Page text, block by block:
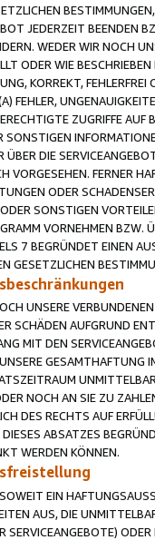
JEDERZEIT BEENDEN
WEDER WIR NOCH
ODER WIE
KORREKT,
FEHLER,
ZUGRIFFE
SONSTIGEN
ÜBER DIE
VORGESEHEN. FERNER
ODER
SONSTIGEN
VORNEHMEN BZW.
7 BEGRÜNDET EINEN
GESETZLICHEN
UNSERE
SCHÄDEN AUFGRUND
MIT DEN
GESAMTHAFTUNG
NOCH AN SIE ZU
DES RECHTS AUF
ABSATZES
WERDEN KÖNNEN.
EIN
AUS, DIE
SERVICEANGEBOTE)